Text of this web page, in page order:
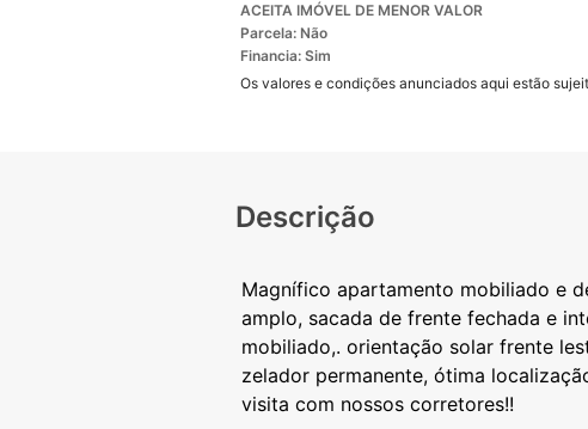
ACEITA IMÓVEL DE MENOR VALOR
Parcela: Não
Financia: Sim
Os valores e condições anunciados aqui estão
Descrição
Magnífico apartamento mobiliado e
amplo, sacada de frente fechada e
mobiliado,. orientação solar frente
zelador permanente, ótima